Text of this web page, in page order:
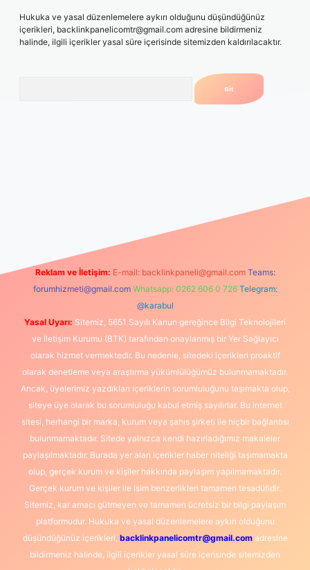
Hukuka ve yasal düzenlemelere aykırı olduğunu düşündüğünüz
içerikleri, backlinkpanelicomtr@gmail.com adresine bildirmeniz
halinde, ilgili içerikler yasal süre içerisinde sitemizden kaldırılacaktır.
Reklam ve İletişim: E-mail: backlinkpaneli@gmail.com Teams:
forumhizmeti@gmail.com Whatsapp: 0262 606 0 726 Telegram:
@karabul
Yasal Uyarı: Sitemiz, 5651 Sayılı Kanun gereğince Bilgi Teknolojileri
ve İletişim Kurumu (BTK) tarafından onaylanmış bir Yer Sağlayıcı
olarak hizmet vermektedir. Bu nedenle, sitedeki içerikleri proaktif
olarak denetleme veya araştırma yükümlülüğümüz bulunmamaktadır.
Ancak, üyelerimiz yazdıkları içeriklerin sorumluluğunu taşımakta olup,
siteye üye olarak bu sorumluluğu kabul etmiş sayılırlar. Bu internet
sitesi, herhangi bir marka, kurum veya şahıs şirketi ile hiçbir bağlantısı
bulunmamaktadır. Sitede yalnızca kendi hazırladığımız makaleler
paylaşılmaktadır. Burada yer alan içerikler haber niteliği taşımamakta
olup, gerçek kurum ve kişiler hakkında paylaşım yapılmamaktadır.
Gerçek kurum ve kişiler ile isim benzerlikleri tamamen tesadüfidir.
Sitemiz, kar amacı gütmeyen ve tamamen ücretsiz bir bilgi paylaşım
platformudur. Hukuka ve yasal düzenlemelere aykırı olduğunu
düşündüğünüz içerikleri, backlinkpanelicomtr@gmail.comadresine
bildirmeniz halinde, ilgili içerikler yasal süre içerisinde sitemizden